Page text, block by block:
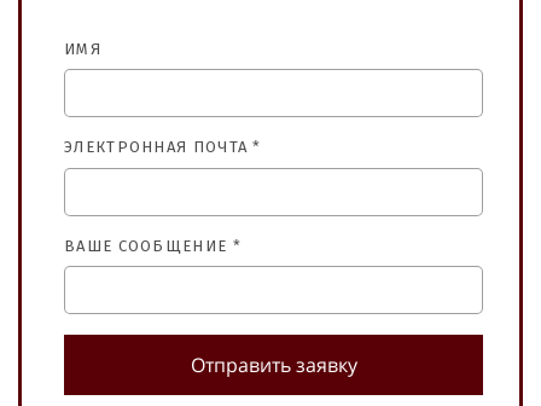
ИМЯ
ЭЛЕКТРОННАЯ ПОЧТА *
ВАШЕ СООБЩЕНИЕ *
Отправить заявку